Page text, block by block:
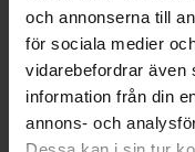
och annonserna till
för sociala medier
vidarebefordrar även
information från din
annons- och
Dessa kan i sin tur